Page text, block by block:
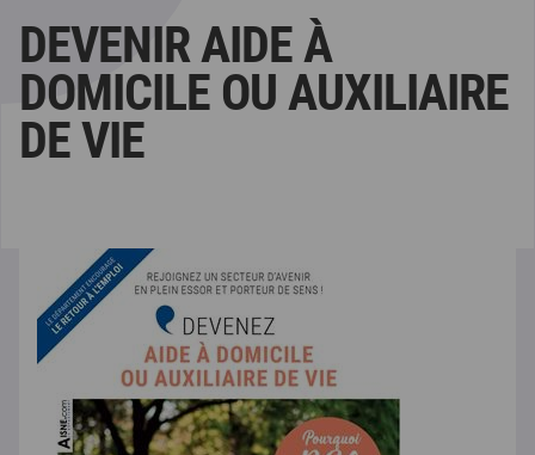
DEVENIR AIDE À
DOMICILE OU AUXILIAIRE
DE VIE